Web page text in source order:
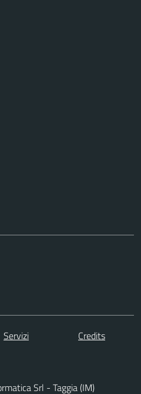
Servizi
Credits
Srl - Taggia (IM)